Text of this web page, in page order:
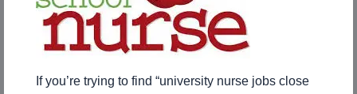
If you’re trying to find “university nurse jobs close